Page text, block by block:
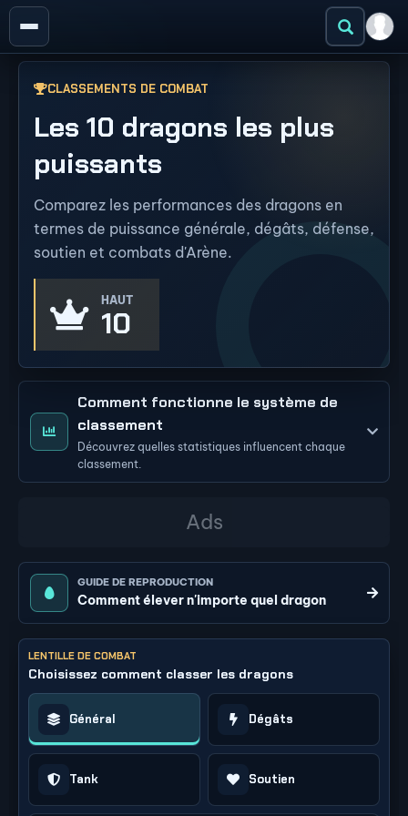
CLASSEMENTS DE COMBAT
Les 10 dragons les plus
puissants
Comparez les performances des dragons en
termes de puissance générale, dégâts, défense,
soutien et combats d'Arène.
HAUT
10
Comment fonctionne le système de
classement
Découvrez quelles statistiques influencent chaque
classement.
GUIDE DE REPRODUCTION
Comment élever n'importe quel dragon
LENTILLE DE COMBAT
Choisissez comment classer les dragons
Général Dégâts
Tank Soutien